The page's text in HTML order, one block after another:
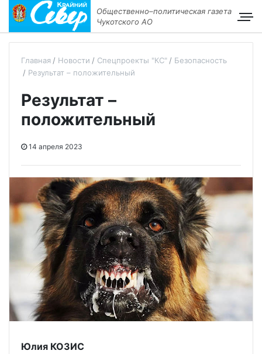
Общественно–политическая газета
Чукотского АО
Главная Новости Спецпроекты "КС"
Безопасность
Результат – положительный
Результат –
положительный
14 апреля 2023
Юлия КОЗИС